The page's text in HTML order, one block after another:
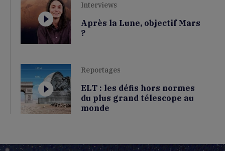
Interviews
Après la Lune, objectif Mars
?
Reportages
ELT : les défis hors normes
du plus grand télescope au
monde